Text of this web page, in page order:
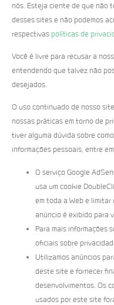
nós. Esteja ciente de que não
desses sites e não podemos
respectivas políticas de
Você é livre para recusar a
entendendo que talvez não
desejados.
O uso continuado de nosso
nossas práticas em torno de
tiver alguma dúvida sobre
informações pessoais, entre
O serviço Google
usa um cookie
em toda a Web e
anúncio é exibido para
Para mais informações
oficiais sobre
Utilizamos anúncios
deste site e fornecer
desenvolvimentos. Os
usados ​​por este site